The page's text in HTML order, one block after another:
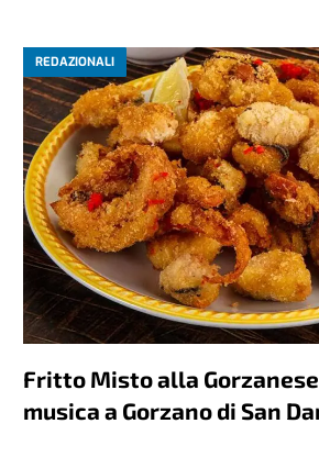
REDAZIONALI
Fritto Misto alla
musica a Gorzano di San